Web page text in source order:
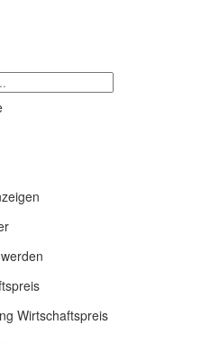
Wirtschaftspreis